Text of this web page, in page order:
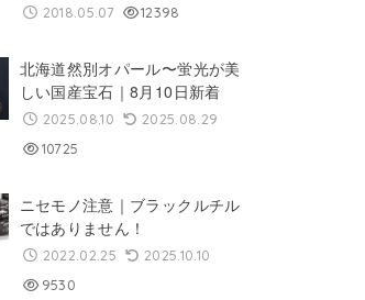
2018.05.07 12398
北海道然別オパール〜蛍光が美
しい国産宝石｜8月10日新着
2025.08.10
2025.08.29
10725
ニセモノ注意｜ブラックルチル
ではありません！
2022.02.25
2025.10.10
9530